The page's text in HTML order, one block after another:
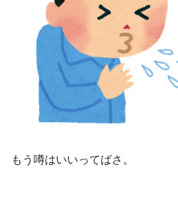
もう噂はいいってばさ。